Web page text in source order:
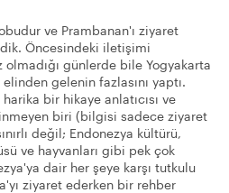
ve Prambanan'ı ziyaret
Öncesindeki iletişimi
günlerde bile Yogyakarta
gelenin fazlasını yaptı.
harika bir hikaye anlatıcısı ve
biri (bilgisi sadece ziyaret
değil; Endonezya kültürü,
ve hayvanları gibi pek çok
dair her şeye karşı tutkulu
ziyaret ederken bir rehber